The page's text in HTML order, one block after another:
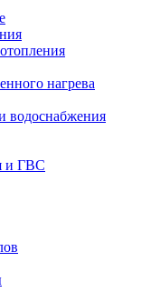
нагрева
водоснабжения
и ГВС